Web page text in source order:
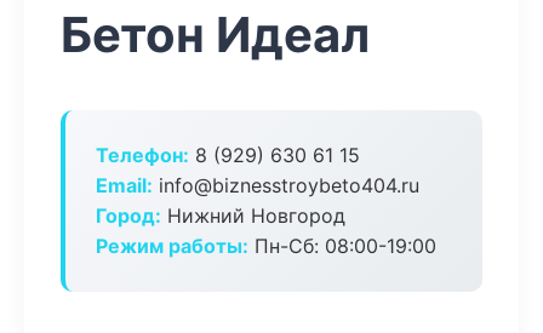
Бетон Идеал
Телефон: 8 (929) 630 61 15
Email: info@biznesstroybeto404.ru
Город: Нижний Новгород
Режим работы: Пн-Сб: 08:00-19:00